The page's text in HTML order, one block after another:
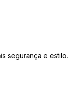
segurança e estilo.